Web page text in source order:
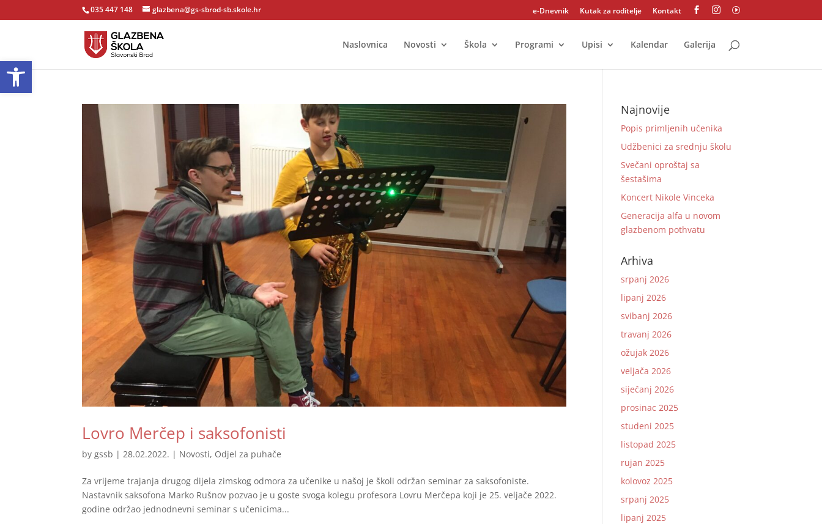
Open toolbar
035 447 148 glazbena@gs-sbrod-sb.skole.hr e-Dnevnik Kutak za roditelje Kontakt   I
Naslovnica Novosti Škola Programi Upisi Kalendar Galerija
Lovro Merčep i saksofonisti
bygssb | 28.02.2022. | Novosti, Odjel za puhače
Za vrijeme trajanja drugog dijela zimskog odmora za učenike u našoj je školi održan seminar za saksofoniste.
Nastavnik saksofona Marko Rušnov pozvao je u goste svoga kolegu profesora Lovru Merčepa koji je 25. veljače 2022.
godine održao jednodnevni seminar s učenicima...
Najnovije
Popis primljenih učenika
Udžbenici za srednju školu
Svečani oproštaj sa
šestašima
Koncert Nikole Vinceka
Generacija alfa u novom
glazbenom pothvatu
Arhiva
srpanj 2026
lipanj 2026
svibanj 2026
travanj 2026
ožujak 2026
veljača 2026
siječanj 2026
prosinac 2025
studeni 2025
listopad 2025
rujan 2025
kolovoz 2025
srpanj 2025
lipanj 2025